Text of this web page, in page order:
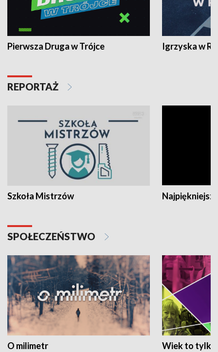
Pierwsza Druga w Trójce Igrzyska w
REPORTAŻ
Szkoła Mistrzów
SPOŁECZEŃSTWO
O milimetr Wiek to tylko